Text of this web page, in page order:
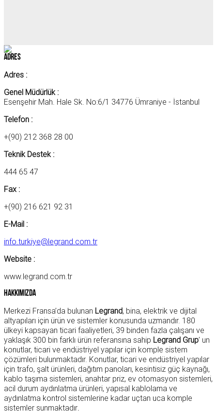
Adres
Adres :
Genel Müdürlük :
Esenşehir Mah. Hale Sk. No:6/1 34776 Ümraniye - İstanbul
Telefon :
+(90) 212 368 28 00
Teknik Destek :
444 65 47
Fax :
+(90) 216 621 92 31
E-Mail :
info.turkiye@legrand.com.tr
Website :
www.legrand.com.tr
Hakkımızda
Merkezi Fransa’da bulunan Legrand, bina, elektrik ve dijital
altyapıları için ürün ve sistemler konusunda uzmandır. 180
ülkeyi kapsayan ticari faaliyetleri, 39 binden fazla çalışanı ve
yaklaşık 300 bin farklı ürün referansına sahip Legrand Grup’ un
konutlar, ticari ve endüstriyel yapılar için komple sistem
çözümleri bulunmaktadır. Konutlar, ticari ve endüstriyel yapılar
için trafo, şalt ürünleri, dağıtım panoları, kesintisiz güç kaynağı,
kablo taşıma sistemleri, anahtar priz, ev otomasyon sistemleri,
acil durum aydınlatma ürünleri, yapısal kablolama ve
aydınlatma kontrol sistemlerine kadar uçtan uca komple
sistemler sunmaktadır